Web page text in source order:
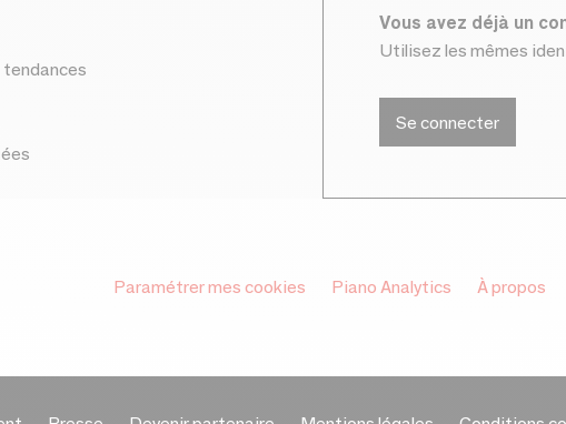
Vous avez déjà un
Utilisez les mêmes
Se connecter
Paramétrer mes cookies Piano Analytics À propos